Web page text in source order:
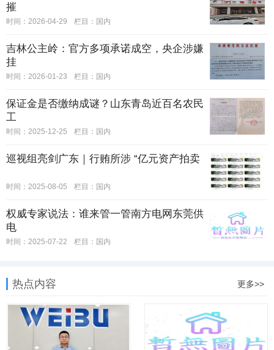
摧
时间：2026-04-29 栏目： 国内
吉林公主岭：官方多项承诺成空，央企涉嫌
挂
时间：2026-01-23 栏目： 国内
保证金是否缴纳成谜？山东青岛近百名农民
工
时间：2025-12-25 栏目： 国内
巡视组亮剑广东｜行贿所涉 “亿元资产拍卖
时间：2025-08-05 栏目： 国内
权威专家说法：谁来管一管南方电网东莞供
电
时间：2025-07-22 栏目： 国内
热点内容 更多>>